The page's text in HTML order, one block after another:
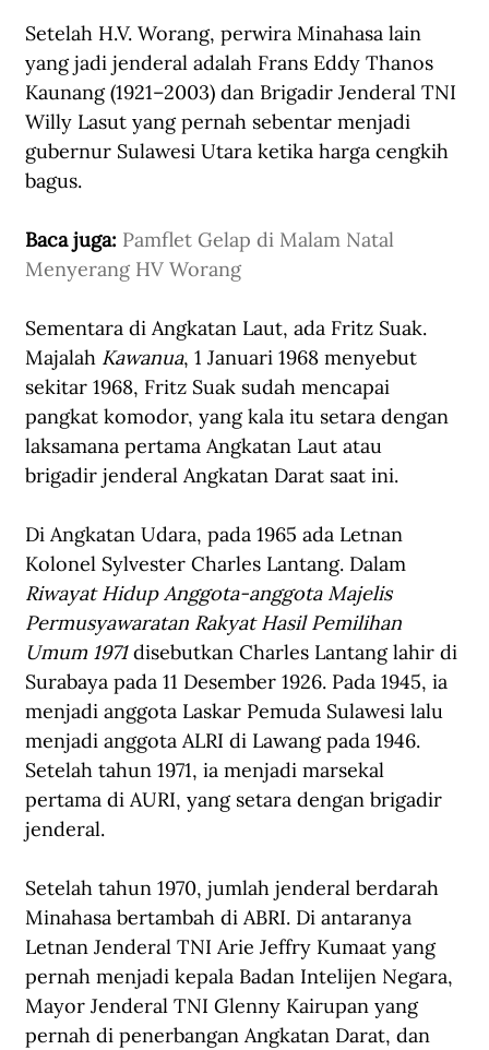
Setelah H.V. Worang, perwira Minahasa lain
yang jadi jenderal adalah Frans Eddy Thanos
Kaunang (1921–2003) dan Brigadir Jenderal TNI
Willy Lasut yang pernah sebentar menjadi
gubernur Sulawesi Utara ketika harga cengkih
bagus.
Baca juga: Pamflet Gelap di Malam Natal
Menyerang HV Worang
Sementara di Angkatan Laut, ada Fritz Suak.
Majalah Kawanua, 1 Januari 1968 menyebut
sekitar 1968, Fritz Suak sudah mencapai
pangkat komodor, yang kala itu setara dengan
laksamana pertama Angkatan Laut atau
brigadir jenderal Angkatan Darat saat ini.
Di Angkatan Udara, pada 1965 ada Letnan
Kolonel Sylvester Charles Lantang. Dalam
Riwayat Hidup Anggota-anggota Majelis
Permusyawaratan Rakyat Hasil Pemilihan
Umum 1971 disebutkan Charles Lantang lahir di
Surabaya pada 11 Desember 1926. Pada 1945, ia
menjadi anggota Laskar Pemuda Sulawesi lalu
menjadi anggota ALRI di Lawang pada 1946.
Setelah tahun 1971, ia menjadi marsekal
pertama di AURI, yang setara dengan brigadir
jenderal.
Setelah tahun 1970, jumlah jenderal berdarah
Minahasa bertambah di ABRI. Di antaranya
Letnan Jenderal TNI Arie Jeffry Kumaat yang
pernah menjadi kepala Badan Intelijen Negara,
Mayor Jenderal TNI Glenny Kairupan yang
pernah di penerbangan Angkatan Darat, dan